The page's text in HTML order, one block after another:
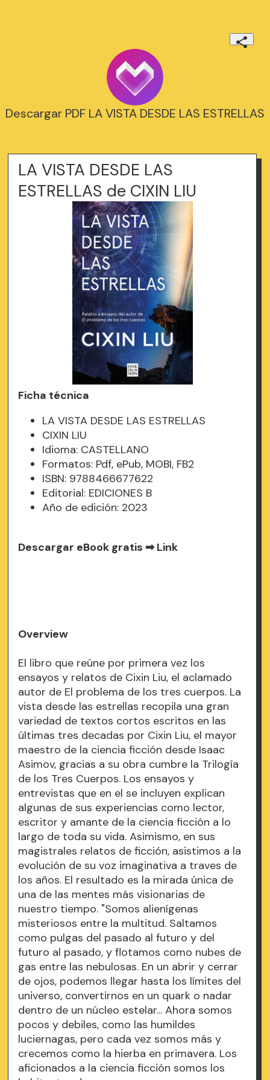
Descargar PDF LA VISTA DESDE LAS ESTRELLAS
LA VISTA DESDE LAS
ESTRELLAS de CIXIN LIU
Ficha técnica
LA VISTA DESDE LAS ESTRELLAS
CIXIN LIU
Idioma: CASTELLANO
Formatos: Pdf, ePub, MOBI, FB2
ISBN: 9788466677622
Editorial: EDICIONES B
Año de edición: 2023
Descargar eBook gratis ➡Link
Overview
El libro que reúne por primera vez los
ensayos y relatos de Cixin Liu, el aclamado
autor de El problema de los tres cuerpos. La
vista desde las estrellas recopila una gran
variedad de textos cortos escritos en las
últimas tres decadas por Cixin Liu, el mayor
maestro de la ciencia ficción desde Isaac
Asimov, gracias a su obra cumbre la Trilogía
de los Tres Cuerpos. Los ensayos y
entrevistas que en el se incluyen explican
algunas de sus experiencias como lector,
escritor y amante de la ciencia ficción a lo
largo de toda su vida. Asimismo, en sus
magistrales relatos de ficción, asistimos a la
evolución de su voz imaginativa a traves de
los años. El resultado es la mirada única de
una de las mentes más visionarias de
nuestro tiempo. "Somos alienígenas
misteriosos entre la multitud. Saltamos
como pulgas del pasado al futuro y del
futuro al pasado, y flotamos como nubes de
gas entre las nebulosas. En un abrir y cerrar
de ojos, podemos llegar hasta los límites del
universo, convertirnos en un quark o nadar
dentro de un núcleo estelar... Ahora somos
pocos y debiles, como las humildes
luciernagas, pero cada vez somos más y
crecemos como la hierba en primavera. Los
aficionados a la ciencia ficción somos los